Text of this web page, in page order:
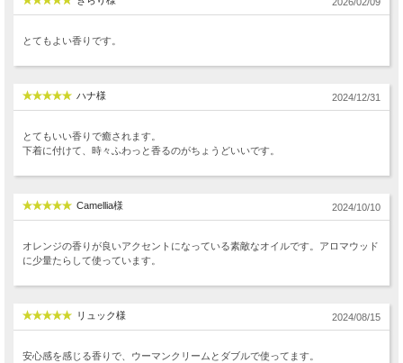
とてもよい香りです。
ハナ様 2024/12/31
とてもいい香りで癒されます。
下着に付けて、時々ふわっと香るのがちょうどいいです。
Camellia様 2024/10/10
オレンジの香りが良いアクセントになっている素敵なオイルです。アロマウッド
に少量たらして使っています。
リュック様 2024/08/15
安心感を感じる香りで、ウーマンクリームとダブルで使ってます。